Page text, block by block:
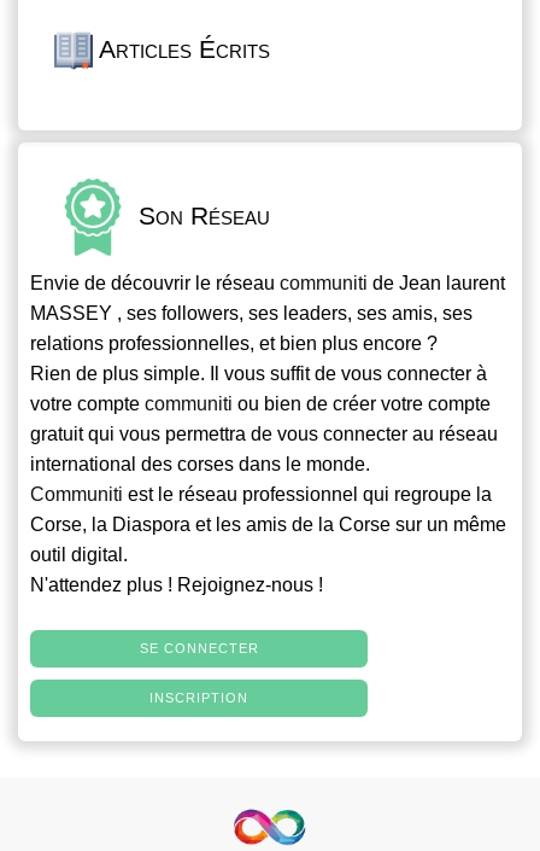
Articles Écrits
Son Réseau
Envie de découvrir le réseau communiti de Jean laurent
MASSEY , ses followers, ses leaders, ses amis, ses
relations professionnelles, et bien plus encore ?
Rien de plus simple. Il vous suffit de vous connecter à
votre compte communiti ou bien de créer votre compte
gratuit qui vous permettra de vous connecter au réseau
international des corses dans le monde.
Communiti est le réseau professionnel qui regroupe la
Corse, la Diaspora et les amis de la Corse sur un même
outil digital.
N'attendez plus ! Rejoignez-nous !
SE CONNECTER
INSCRIPTION